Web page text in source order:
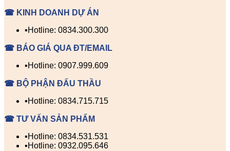
☎ KINH DOANH DỰ ÁN
▪️Hotline: 0834.300.300
☎ BÁO GIÁ QUA ĐT/EMAIL
▪️Hotline: 0907.999.609
☎ BỘ PHẬN ĐẤU THẦU
▪️Hotline: 0834.715.715
☎ TƯ VẤN SẢN PHẨM
▪️Hotline: 0834.531.531
▪️Hotline: 0932.095.646